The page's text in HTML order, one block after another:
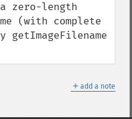
zero-length
(with complete
＋ add a note